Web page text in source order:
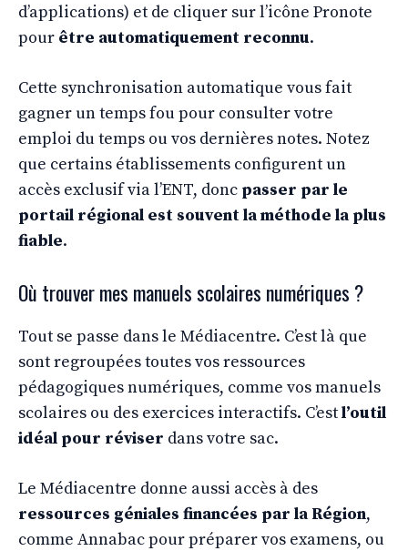
d’applications) et de cliquer sur l’icône Pronote
pour être automatiquement reconnu.
Cette synchronisation automatique vous fait
gagner un temps fou pour consulter votre
emploi du temps ou vos dernières notes. Notez
que certains établissements configurent un
accès exclusif via l’ENT, donc passer par le
portail régional est souvent la méthode la plus
fiable.
Où trouver mes manuels scolaires numériques ?
Tout se passe dans le Médiacentre. C’est là que
sont regroupées toutes vos ressources
pédagogiques numériques, comme vos manuels
scolaires ou des exercices interactifs. C’estl’outil
idéal pour réviser dans votre sac.
Le Médiacentre donne aussi accès à des
ressources géniales financées par la Région,
comme Annabac pour préparer vos examens, ou